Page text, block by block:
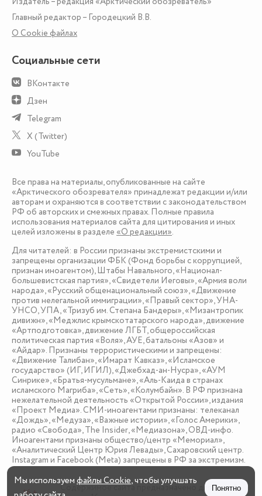
Главный редактор – Городецкий В.В.
О Сookie файлах
Социальные сети
ВКонтакте
Дзен
Telegram
X (Twitter)
YouTube
Все права на материалы, опубликованные на сайте
«Арктического обозревателя» принадлежат редакции и/или
авторам и охраняются в соответствии с законодательством
РФ об авторских и смежных правах. Полные правила
использования материалов сайта для цитирования и иных
целей изложены в разделе «О редакции».
Для читателей: в России признаны экстремистскими и
запрещены организации ФБК (Фонд борьбы с коррупцией,
признан иноагентом), Штабы Навального, «Национал-
большевистская партия», «Свидетели Иеговы», «Армия воли
народа», «Русский общенациональный союз», «Движение
против нелегальной иммиграции», «Правый сектор», УНА-
УНСО, УПА, «Тризуб им. Степана Бандеры», «Мизантропик
дивижн», «Меджлис крымскотатарского народа», движение
«Артподготовка», движение ЛГБТ, общероссийская
политическая партия «Воля», АУЕ, батальоны «Азов» и
«Айдар». Признаны террористическими и запрещены:
«Движение Талибан», «Имарат Кавказ», «Исламское
государство» (ИГ, ИГИЛ), «Джебхад-ан-Нусра», «АУМ
Синрике», «Братья-мусульмане», «Аль-Каида в странах
исламского Магриба», «Сеть», «Колумбайн». В РФ признана
нежелательной деятельность «Открытой России», издания
«Проект Медиа». СМИ-иноагентами признаны: телеканал
«Дождь», «Медуза», «Важные истории», «Голос Америки»,
радио «Свобода», The Insider, «Медиазона», ОВД-инфо.
Иноагентами признаны общество/центр «Мемориал»,
«Аналитический Центр Юрия Левады», Сахаровский центр.
Instagram и Facebook (Metа) запрещены в РФ за экстремизм.
16 +
Содержимое сайта предназначено для детей
Мы используемфайлы Cookie, чтобы улучшать
Понятно